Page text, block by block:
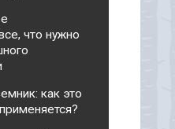
что нужно
как это